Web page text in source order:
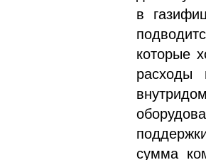
в
которые
расходы
сумма